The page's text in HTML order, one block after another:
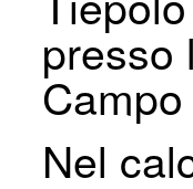
presso
Nel